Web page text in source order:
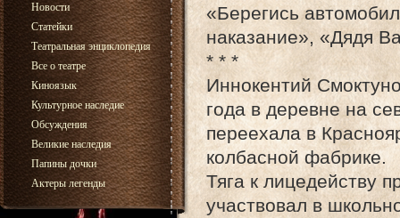
Новости
Статейки
Театральная энциклопедия
Все о театре
Киноязык
Культурное наследие
Обсуждения
Великие наследия
Папины дочки
Актеры легенды
«Берегись
наказание», «Дядя
* * *
Иннокентий
года в деревне на
переехала в
колбасной фабрике.
Тяга к лицедейству
участвовал в